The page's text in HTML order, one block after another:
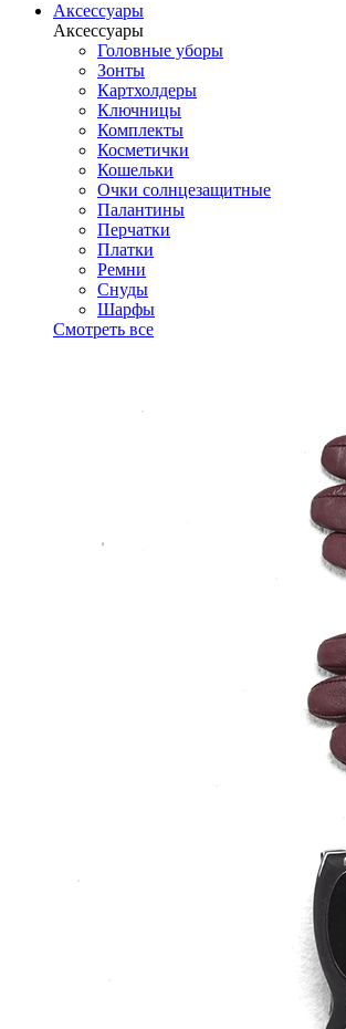
Аксессуары
Аксессуары
Головные уборы
Зонты
Картхолдеры
Ключницы
Комплекты
Косметички
Кошельки
Очки солнцезащитные
Палантины
Перчатки
Платки
Ремни
Снуды
Шарфы
Смотреть все